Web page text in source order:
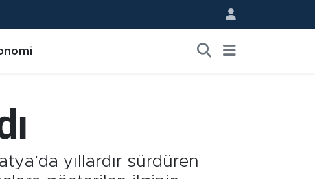
yıllardır sürdüren